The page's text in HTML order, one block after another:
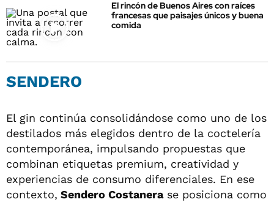
El rincón de Buenos Aires con raíces
francesas que paisajes únicos y buena
comida
SENDERO
El gin continúa consolidándose como uno de los
destilados más elegidos dentro de la coctelería
contemporánea, impulsando propuestas que
combinan etiquetas premium, creatividad y
experiencias de consumo diferenciales. En ese
contexto, Sendero Costanerase posiciona como